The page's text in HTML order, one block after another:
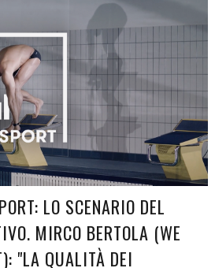
LO SCENARIO DEL
MIRCO BERTOLA (WE
"LA QUALITÀ DEI